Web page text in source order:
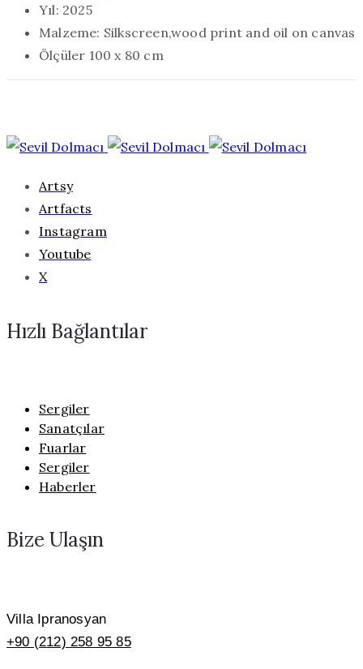
Yıl: 2025
Malzeme: Silkscreen,wood print and oil on canvas
Ölçüler 100 x 80 cm
Artsy
Artfacts
Instagram
Youtube
X
Hızlı Bağlantılar
Sergiler
Sanatçılar
Fuarlar
Sergiler
Haberler
Bize Ulaşın
Villa Ipranosyan
+90 (212) 258 95 85